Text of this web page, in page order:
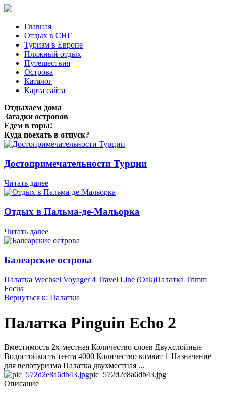
Главная
Отдых в СНГ
Туризм в Европе
Пляжный отдых
Путешествия
Острова
Каталог
Карта сайта
Отдыхаем дома
Загадки островов
Едем в горы!
Куда поехать в отпуск?
Достопримечательности Турции
Читать далее
Отдых в Пальма-де-Мальорка
Читать далее
Балеарские острова
Палатка Wechsel Voyager 4 Travel Line (Oak)Палатка Trimm
Focus
Вернуться к: Палатки
Палатка Pinguin Echo 2
Вместимость 2х-местная Количество слоев Двухслойные
Водостойкость тента 4000 Количество комнат 1 Назначение
для велотуризма Палатка двухместная ...
pic_572d2e8a6db43.jpg
Описание